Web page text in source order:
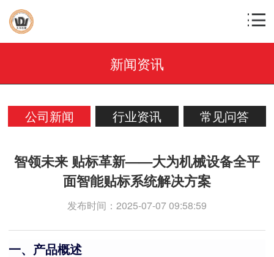
新闻资讯
公司新闻 行业资讯 常见问答
智领未来 贴标革新——大为机械设备全平
面智能贴标系统解决方案
发布时间：2025-07-07 09:58:59
一、产品概述